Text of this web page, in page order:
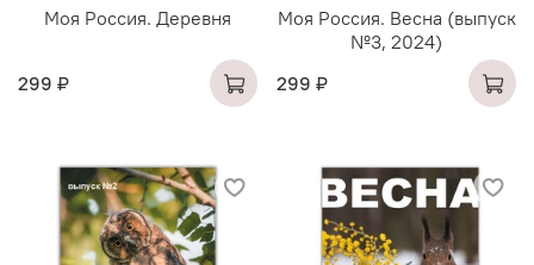
Моя Россия. Деревня
299 ₽
Моя Россия. Весна (выпуск
№3, 2024)
299 ₽